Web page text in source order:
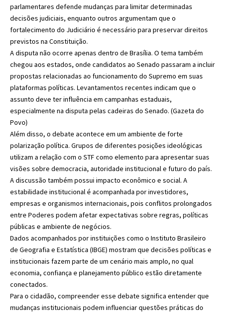
parlamentares defende mudanças para limitar determinadas
decisões judiciais, enquanto outros argumentam que o
fortalecimento do Judiciário é necessário para preservar direitos
previstos na Constituição.
A disputa não ocorre apenas dentro de Brasília. O tema também
chegou aos estados, onde candidatos ao Senado passaram a incluir
propostas relacionadas ao funcionamento do Supremo em suas
plataformas políticas. Levantamentos recentes indicam que o
assunto deve ter influência em campanhas estaduais,
especialmente na disputa pelas cadeiras do Senado. (Gazeta do
Povo)
Além disso, o debate acontece em um ambiente de forte
polarização política. Grupos de diferentes posições ideológicas
utilizam a relação com o STF como elemento para apresentar suas
visões sobre democracia, autoridade institucional e futuro do país.
A discussão também possui impacto econômico e social. A
estabilidade institucional é acompanhada por investidores,
empresas e organismos internacionais, pois conflitos prolongados
entre Poderes podem afetar expectativas sobre regras, políticas
públicas e ambiente de negócios.
Dados acompanhados por instituições como o Instituto Brasileiro
de Geografia e Estatística (IBGE) mostram que decisões políticas e
institucionais fazem parte de um cenário mais amplo, no qual
economia, confiança e planejamento público estão diretamente
conectados.
Para o cidadão, compreender esse debate significa entender que
mudanças institucionais podem influenciar questões práticas do